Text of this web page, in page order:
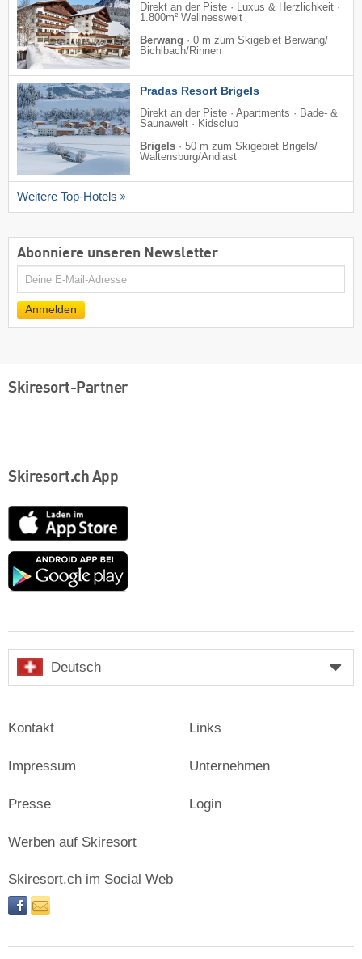
Direkt an der Piste · Luxus & Herzlichkeit ·
1.800m² Wellnesswelt
Berwang · 0 m zum Skigebiet Berwang/​
Bichlbach/​Rinnen
Pradas Resort Brigels
Direkt an der Piste · Apartments · Bade- &
Saunawelt · Kidsclub
Brigels · 50 m zum Skigebiet Brigels/​
Waltensburg/​Andiast
Weitere Top-Hotels
Abonniere unseren Newsletter
E-
Anmelden
Skiresort-Partner
Skiresort.ch App
App
Store
Google
Deutsch
Kontakt
Impressum
Presse
Links
Unternehmen
Login
Werben auf Skiresort
Skiresort.ch im Social Web
facebooknewsletter